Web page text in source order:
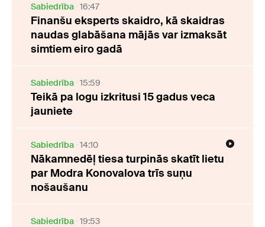
Sabiedrība 16:47
Finanšu eksperts skaidro, kā skaidras
naudas glabāšana mājās var izmaksāt
simtiem eiro gadā
Sabiedrība 15:59
Teikā pa logu izkritusi 15 gadus veca
jauniete
Sabiedrība 14:10
Nākamnedēļ tiesa turpinās skatīt lietu
par Modra Konovalova trīs suņu
nošaušanu
Sabiedrība 19:53